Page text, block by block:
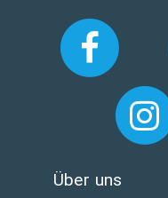
Über uns